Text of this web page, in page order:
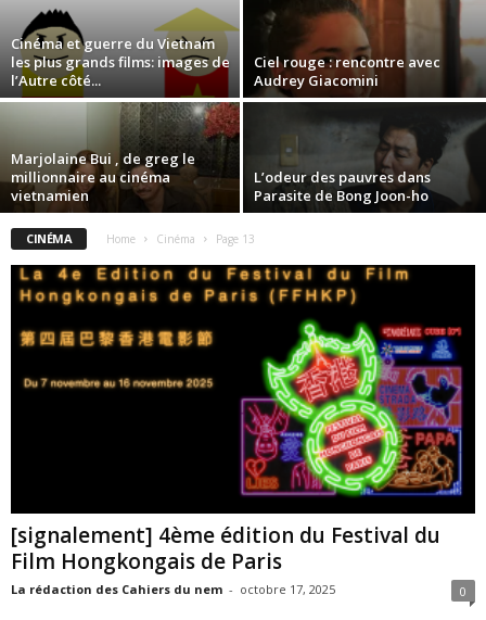
Cinéma et guerre du Vietnam
les plus grands films: images de
l’Autre côté...
Ciel rouge : rencontre avec
Audrey Giacomini
Marjolaine Bui , de greg le
millionnaire au cinéma
vietnamien
L’odeur des pauvres dans
Parasite de Bong Joon-ho
CINÉMA Home Cinéma Page 13
[signalement] 4ème édition du Festival du
Film Hongkongais de Paris
La rédaction des Cahiers du nem - octobre 17, 2025 0